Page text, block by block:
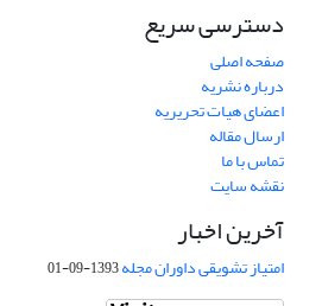
دسترسی سریع
صفحه اصلی
درباره نشریه
اعضای هیات تحریریه
ارسال مقاله
تماس با ما
نقشه سایت
آخرین اخبار
امتیاز تشویقی داوران مجله1393-09-01